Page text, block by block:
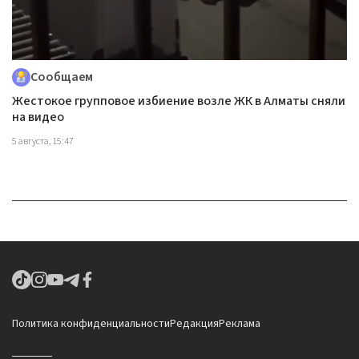
Сообщаем
Жестокое групповое избиение возле ЖК в Алматы сняли
на видео
5 августа, 15:47
Политика конфиденциальностиРедакцияРеклама